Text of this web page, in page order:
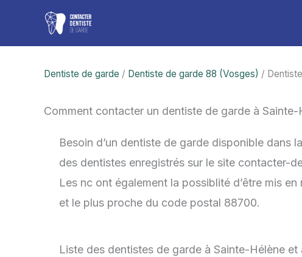
contenu
Dentiste de garde / Dentiste de garde 88 (Vosges) /
Comment contacter un dentiste de garde à Sainte-
Besoin d’un dentiste de garde disponible
des dentistes enregistrés sur le site contacter-
Les nc ont également la possiblité d’être mis
et le plus proche du code postal 88700.
Liste des dentistes de garde à Sainte-Hélène